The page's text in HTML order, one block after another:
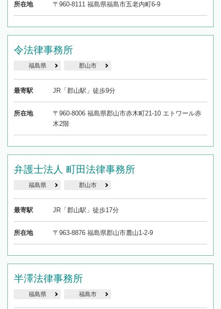
所在地 〒960-8111 福島県福島市五老内町6-9
令法律事務所
福島県 郡山市
最寄駅 JR「郡山駅」徒歩9分
所在地
〒960-8006 福島県郡山市赤木町21-10 エトワール赤
木2階
弁護士法人 町田法律事務所
福島県 郡山市
最寄駅 JR「郡山駅」徒歩17分
所在地 〒963-8876 福島県郡山市麓山1-2-9
半澤法律事務所
福島県 福島市